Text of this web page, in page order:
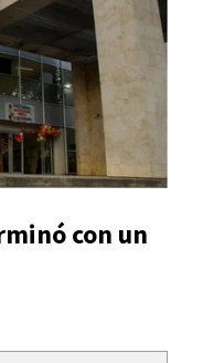
con un